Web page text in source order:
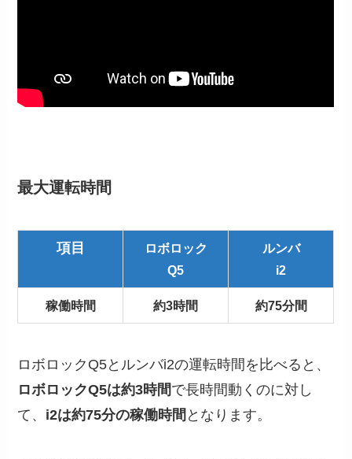
最大運転時間
項目
ロボロック
Q5
ルンバ
i2
稼働時間 約3時間 約75分間
ロボロックQ5とルンバi2の運転時間を比べると、
ロボロックQ5は約3時間で長時間動くのに対し
て、 i2は約75分の稼働時間 となります。